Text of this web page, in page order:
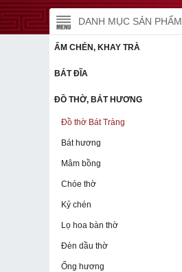
DANH MỤC SẢN PHẨM
ẤM CHÉN, KHAY TRÀ
BÁT ĐĨA
ĐỒ THỜ, BÁT HƯƠNG
Đồ thờ Bát Tràng
Bát hương
Mâm bồng
Chóe thờ
Kỷ chén
Lọ hoa bàn thờ
Đèn dầu thờ
Ống hương
DANH MỤC SẢN PHẨM
ẤM CHÉN, KHAY TRÀ
BÁT ĐĨA
ĐỒ THỜ, BÁT HƯƠNG
Đồ thờ Bát Tràng
Bát hương
Mâm bồng
Chóe thờ
Kỷ chén
Lọ hoa bàn thờ
Đèn dầu thờ
Ống hương